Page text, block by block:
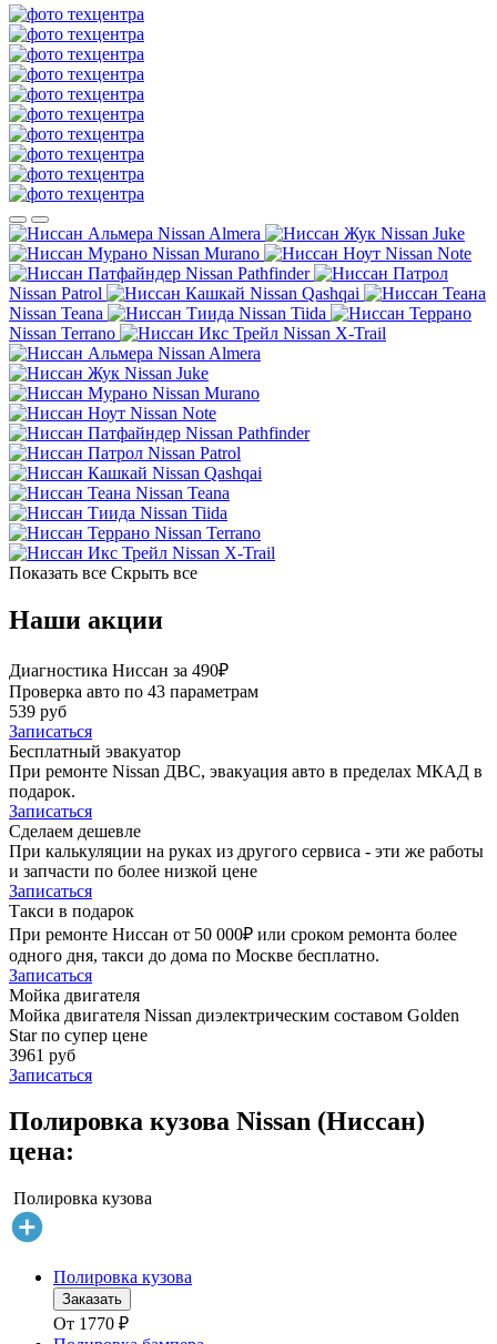
Nissan Almera
Nissan Juke
Nissan Murano
Nissan Note
Nissan Pathfinder
Nissan Patrol
Nissan Qashqai
Nissan Teana
Nissan Tiida
Nissan Terrano
Nissan X-Trail
Nissan Almera
Nissan Juke
Nissan Murano
Nissan Note
Nissan Pathfinder
Nissan Patrol
Nissan Qashqai
Nissan Teana
Nissan Tiida
Nissan Terrano
Nissan X-Trail
Показать все Скрыть все
Наши акции
Диагностика Ниссан за 490₽
Проверка авто по 43 параметрам
539 руб
Записаться
Бесплатный эвакуатор
При ремонте Nissan ДВС, эвакуация авто в пределах МКАД в
подарок.
Записаться
Сделаем дешевле
При калькуляции на руках из другого сервиса - эти же работы
и запчасти по более низкой цене
Записаться
Такси в подарок
При ремонте Ниссан от 50 000₽ или сроком ремонта более
одного дня, такси до дома по Москве бесплатно.
Записаться
Мойка двигателя
Мойка двигателя Nissan диэлектрическим составом Golden
Star по супер цене
3961 руб
Записаться
Полировка кузова Nissan (Ниссан)
цена:
Полировка кузова
Полировка кузова
Заказать
От 1770 ₽